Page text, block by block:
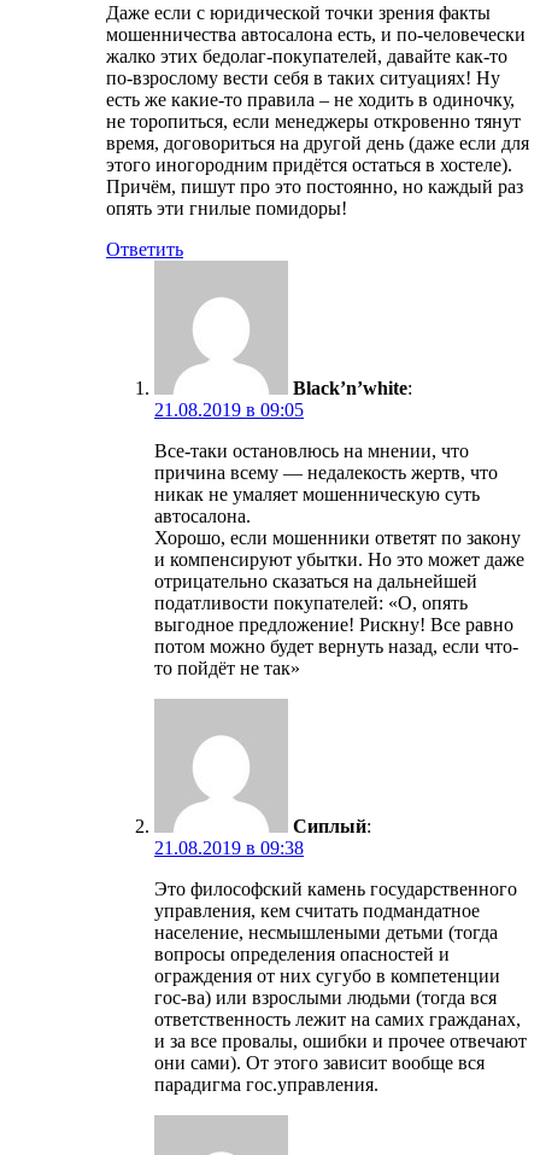
Даже если с юридической точки зрения факты
мошенничества автосалона есть, и по-человечески
жалко этих бедолаг-покупателей, давайте как-то
по-взрослому вести себя в таких ситуациях! Ну
есть же какие-то правила – не ходить в одиночку,
не торопиться, если менеджеры откровенно тянут
время, договориться на другой день (даже если для
этого иногородним придётся остаться в хостеле).
Причём, пишут про это постоянно, но каждый раз
опять эти гнилые помидоры!
Ответить
Black’n’white:
21.08.2019 в 09:05
Все-таки остановлюсь на мнении, что
причина всему — недалекость жертв, что
никак не умаляет мошенническую суть
автосалона.
Хорошо, если мошенники ответят по закону
и компенсируют убытки. Но это может даже
отрицательно сказаться на дальнейшей
податливости покупателей: «О, опять
выгодное предложение! Рискну! Все равно
потом можно будет вернуть назад, если что-
то пойдёт не так»
Сиплый:
21.08.2019 в 09:38
Это философский камень государственного
управления, кем считать подмандатное
население, несмышлеными детьми (тогда
вопросы определения опасностей и
ограждения от них сугубо в компетенции
гос-ва) или взрослыми людьми (тогда вся
ответственность лежит на самих гражданах,
и за все провалы, ошибки и прочее отвечают
они сами). От этого зависит вообще вся
парадигма гос.управления.